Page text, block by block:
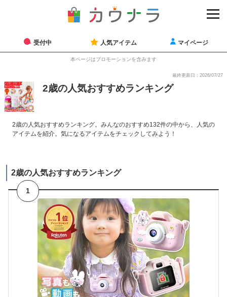
受付中 人気アイテム マイページ
本ページはプロモーションを含みます
最終更新日：2026/07/27
2歳の人気おすすめランキング
2歳の人気おすすめランキング。みんなのおすすめ132件の中から、人気の
アイテムを紹介。気になるアイテムをチェックしてみよう！
2歳の人気おすすめランキング
1